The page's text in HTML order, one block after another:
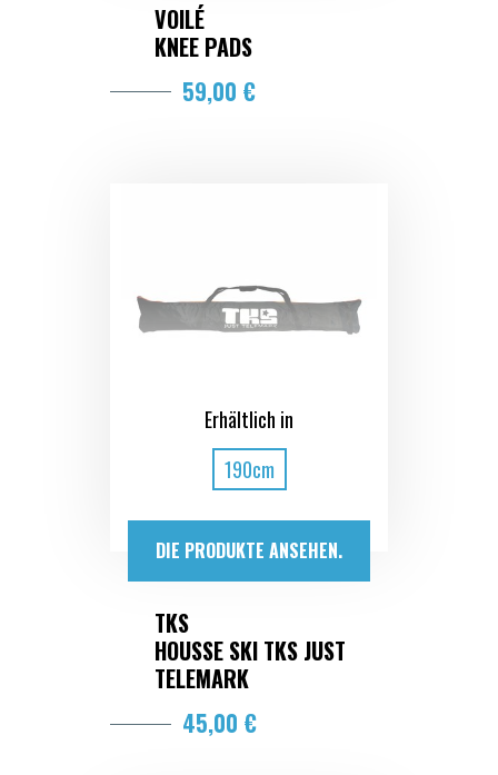
VOILÉ
KNEE PADS
59,00 €
Erhältlich in
190cm
DIE PRODUKTE ANSEHEN.
TKS
HOUSSE SKI TKS JUST
TELEMARK
45,00 €